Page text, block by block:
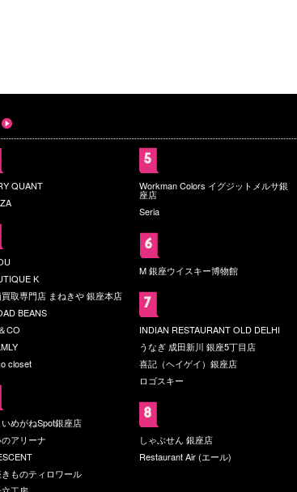
QUANT
K
取専門店 まねきや 銀座本店
BEANS
CO
closet
めがねSpot銀座店
アリーナ
ものティロワール
Workman Colors イグジットメルサ銀
座店
Seria
M 銀座ウイスキー博物館
INDIAN RESTAURANT OLD DELHI
うなぎ 成田新川 銀座5丁目店
喜記（ヘイゲイ）銀座店
ロゴスキー
しゃぶせん 銀座店
Restaurant Air (エール)